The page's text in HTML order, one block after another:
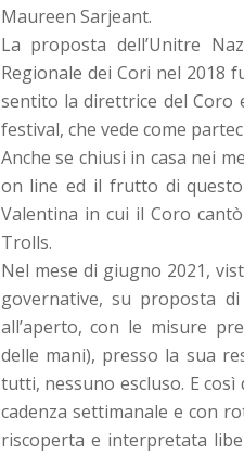
Maureen Sarjeant.
La proposta dell’Unitre
Regionale dei Cori nel 2018
sentito la direttrice del Coro
festival, che vede come
Anche se chiusi in casa nei
on line ed il frutto di
Valentina in cui il Coro
Trolls.
Nel mese di giugno 2021,
governative, su proposta
all’aperto, con le misure
delle mani), presso la sua
tutti, nessuno escluso. E
cadenza settimanale e con
riscoperta e interpretata